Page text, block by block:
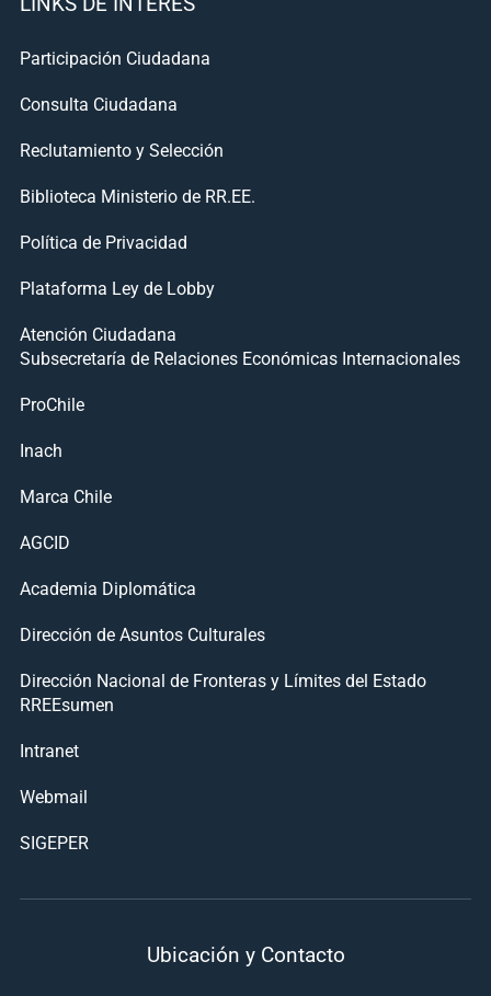
Participación Ciudadana
Consulta Ciudadana
Reclutamiento y Selección
Biblioteca Ministerio de RR.EE.
Política de Privacidad
Plataforma Ley de Lobby
Atención Ciudadana
Subsecretaría de Relaciones Económicas Internacionales
ProChile
Inach
Marca Chile
AGCID
Academia Diplomática
Dirección de Asuntos Culturales
Dirección Nacional de Fronteras y Límites del Estado
RREEsumen
Intranet
Webmail
SIGEPER
Ubicación y Contacto